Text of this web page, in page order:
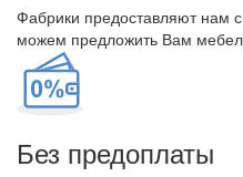
Фабрики предоставляют нам
можем предложить Вам
Без предоплаты